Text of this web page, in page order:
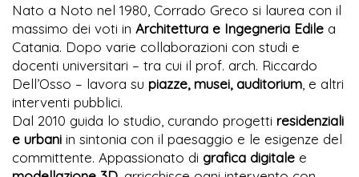
Nato a Noto nel 1980, Corrado Greco si laurea con il
massimo dei voti in Architettura e Ingegneria Edile a
Catania. Dopo varie collaborazioni con studi e
docenti universitari – tra cui il prof. arch. Riccardo
Dell’Osso – lavora su piazze, musei, auditorium , e altri
interventi pubblici.
Dal 2010 guida lo studio, curando progetti residenziali
e urbani in sintonia con il paesaggio e le esigenze del
committente. Appassionato di grafica digitale e